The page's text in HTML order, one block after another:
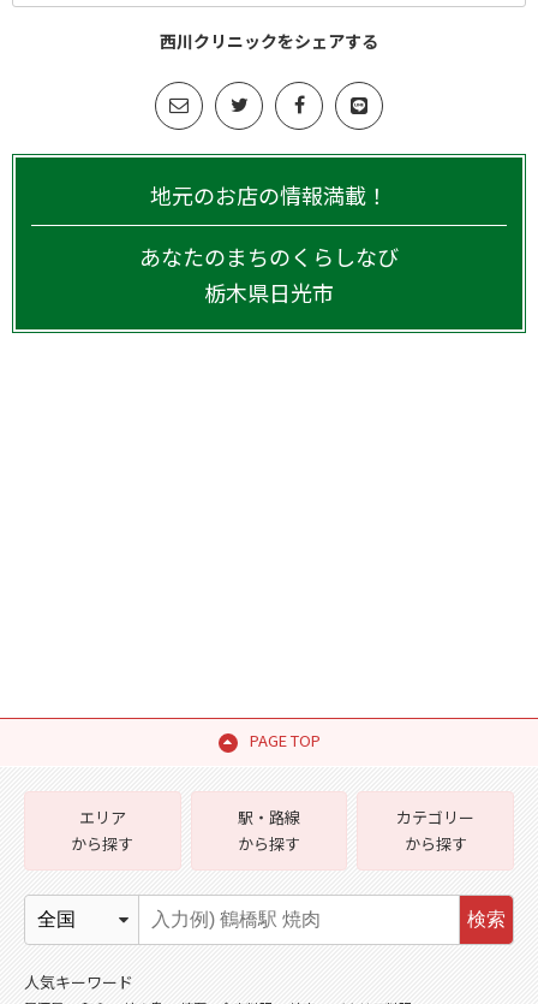
西川クリニックをシェアする
地元のお店の情報満載！
あなたのまちのくらしなび
栃木県日光市
PAGE TOP
エリア
から探す
駅・路線
から探す
カテゴリー
から探す
検索
人気キーワード